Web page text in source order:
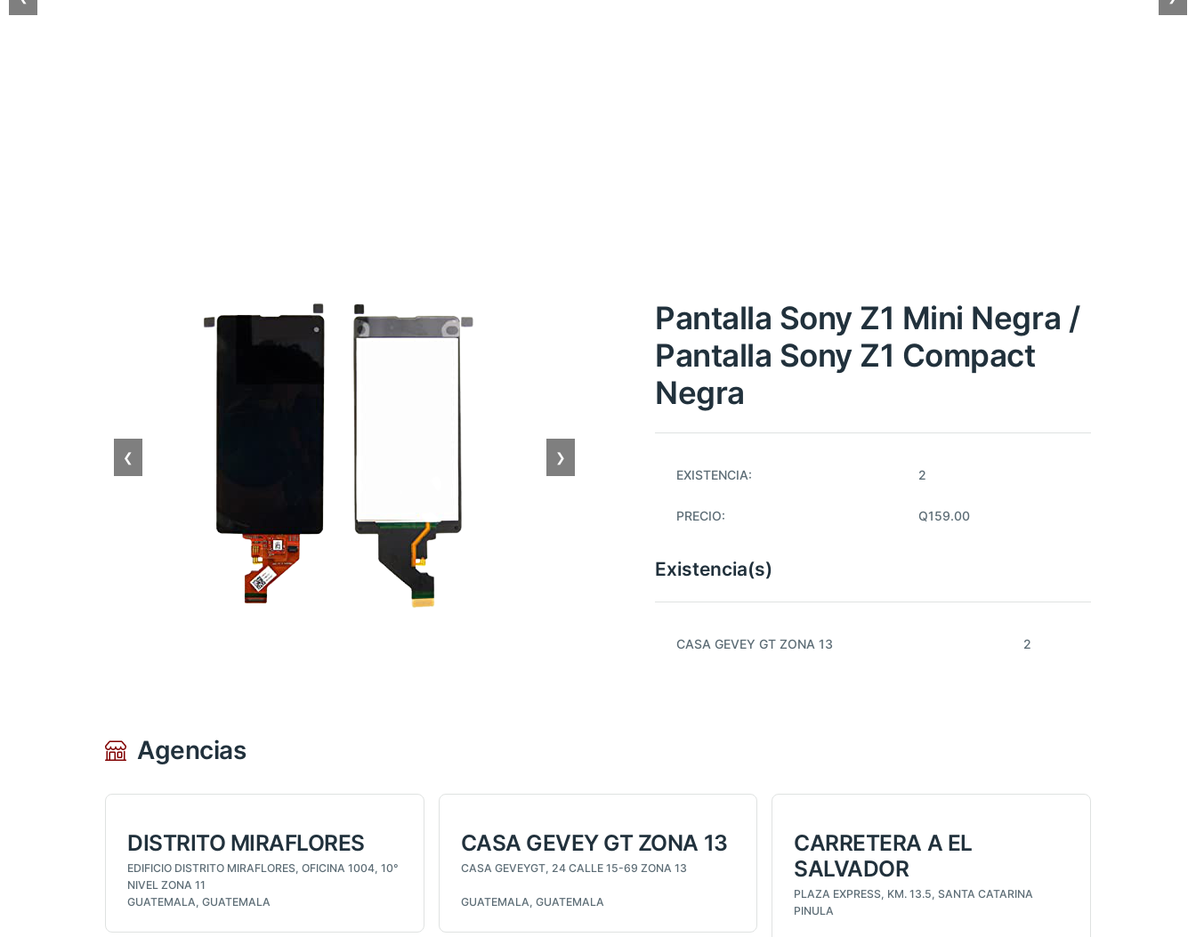
❮ ❯
Pantalla Sony Z1 Mini Negra /
Pantalla Sony Z1 Compact
Negra
EXISTENCIA: 2
PRECIO: Q159.00
Existencia(s)
CASA GEVEY GT ZONA 13 2
Agencias
DISTRITO MIRAFLORES
EDIFICIO DISTRITO MIRAFLORES, OFICINA 1004, 10°
NIVEL ZONA 11
GUATEMALA, GUATEMALA
CASA GEVEY GT ZONA 13
CASA GEVEYGT, 24 CALLE 15-69 ZONA 13
GUATEMALA, GUATEMALA
CARRETERA A EL
SALVADOR
PLAZA EXPRESS, KM. 13.5, SANTA CATARINA
PINULA